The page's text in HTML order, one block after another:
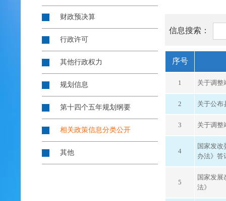
信息搜索：
序号
1 关于调整
2 关于公布
3 关于调整
4
国家发改
办法》答
5
国家发展
法》
财政预决算
行政许可
其他行政权力
规划信息
第十四个五年规划纲要
相关政策信息分类公开
其他